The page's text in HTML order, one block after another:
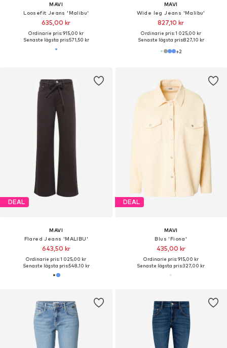
MAVI
Loosefit Jeans 'Malibu'
635,00 kr
Ordinarie pris: 915,00 kr
Senaste lägsta pris:571,50 kr
MAVI
Wide leg Jeans 'Malibu'
827,10 kr
Ordinarie pris: 1 025,00 kr
Senaste lägsta pris:827,10 kr
+2
DEAL
MAVI
Flared Jeans 'MALIBU'
643,50 kr
Ordinarie pris: 1 025,00 kr
Senaste lägsta pris:548,10 kr
DEAL
MAVI
Blus 'Fiona'
435,00 kr
Ordinarie pris: 915,00 kr
Senaste lägsta pris:327,00 kr